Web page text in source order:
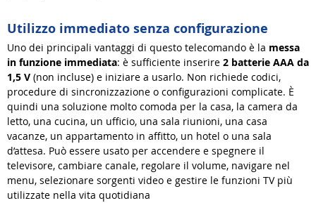
Utilizzo immediato senza configurazione
Uno dei principali vantaggi di questo telecomando è la messa
in funzione immediata: è sufficiente inserire 2 batterie AAA da
1,5 V (non incluse) e iniziare a usarlo. Non richiede codici,
procedure di sincronizzazione o configurazioni complicate. È
quindi una soluzione molto comoda per la casa, la camera da
letto, una cucina, un ufficio, una sala riunioni, una casa
vacanze, un appartamento in affitto, un hotel o una sala
d’attesa. Può essere usato per accendere e spegnere il
televisore, cambiare canale, regolare il volume, navigare nel
menu, selezionare sorgenti video e gestire le funzioni TV più
utilizzate nella vita quotidiana